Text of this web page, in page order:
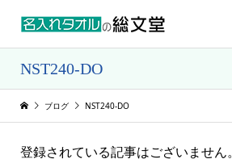
NST240-DO
ブログ NST240-DO
登録されている記事はございません。